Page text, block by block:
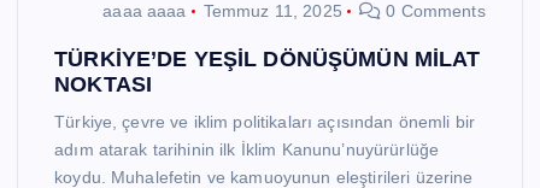
aaaa aaaa Temmuz 11, 2025 0 Comments
TÜRKİYE’DE YEŞİL DÖNÜŞÜMÜN MİLAT
NOKTASI
Türkiye, çevre ve iklim politikaları açısından önemli bir
adım atarak tarihinin ilk İklim Kanunu’nuyürürlüğe
koydu. Muhalefetin ve kamuoyunun eleştirileri üzerine